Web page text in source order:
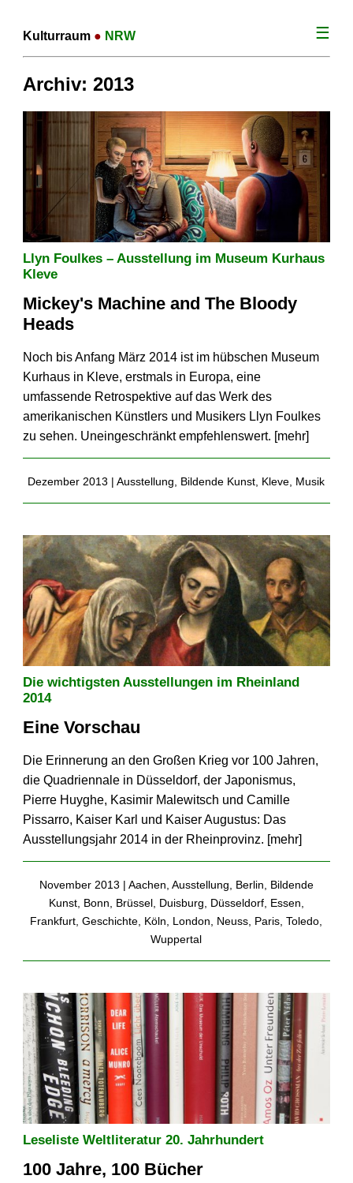
Kulturraum ● NRW ☰
Archiv: 2013
Llyn Foulkes – Ausstellung im Museum Kurhaus
Kleve
Mickey's Machine and The Bloody
Heads
Noch bis Anfang März 2014 ist im hübschen Museum
Kurhaus in Kleve, erstmals in Europa, eine
umfassende Retrospektive auf das Werk des
amerikanischen Künstlers und Musikers Llyn Foulkes
zu sehen. Uneingeschränkt empfehlens­wert. [mehr]
Dezember 2013 |Ausstellung Bildende Kunst Kleve Musik
Die wichtigsten Ausstellungen im Rheinland
2014
Eine Vorschau
Die Erinnerung an den Großen Krieg vor 100 Jahren,
die Quadriennale in Düsseldorf, der Japonismus,
Pierre Huyghe, Kasimir Malewitsch und Camille
Pissarro, Kaiser Karl und Kaiser Augustus: Das
Ausstellungsjahr 2014 in der Rheinprovinz. [mehr]
November 2013 | Aachen Ausstellung Berlin
Bildende
Kunst, Bonn Brüssel, Duisburg Düsseldorf, Essen
Frankfurt ,Geschichte Köln London Neuss Paris ,Toledo
Wuppertal
Leseliste Weltliteratur 20. Jahrhundert
100 Jahre, 100 Bücher